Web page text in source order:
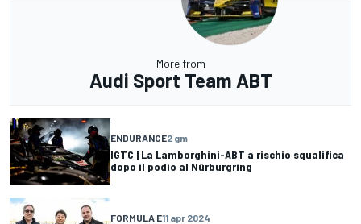
More from
Audi Sport Team ABT
ENDURANCE2 gm
IGTC | La Lamborghini-ABT a rischio squalifica
dopo il podio al Nürburgring
FORMULA E11 apr 2024